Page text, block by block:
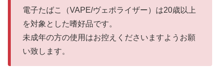
電子たばこ（VAPE/ヴェポライザー）は20歳以上
を対象とした嗜好品です。
未成年の方の使用はお控えくださいますようお願
い致します。